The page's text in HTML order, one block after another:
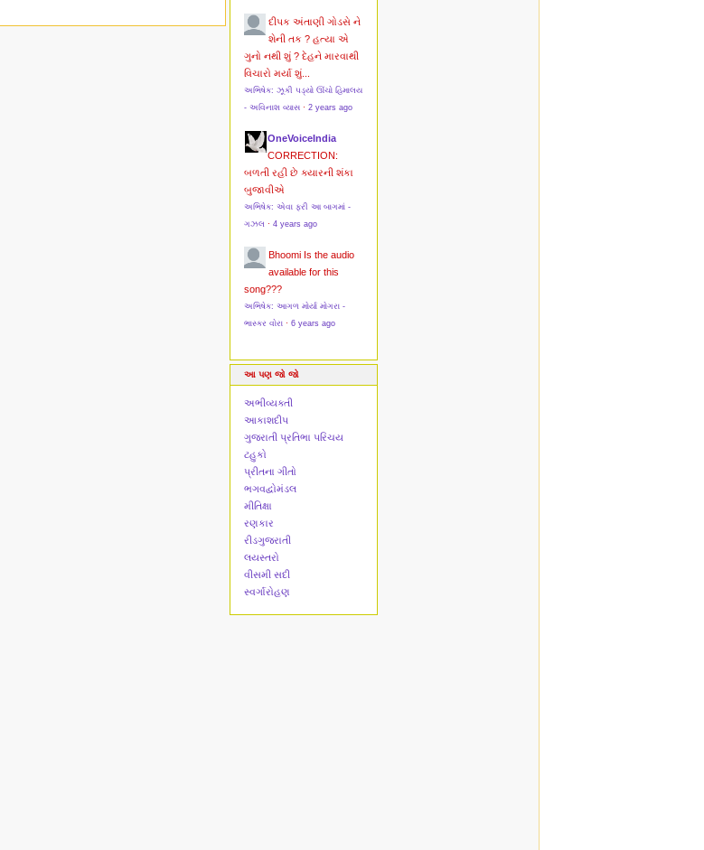
દીપક અંતાણી ગોડસે ને
શેની તક ? હત્યા એ
ગુનો નથી શું ? દેહને મારવાથી
વિચારો મર્યા શું...
અભિષેક: ઝૂકી પડ્યો ઊંચો હિમાલય
- અવિનાશ વ્યાસ · 2 years ago
OneVoiceIndia
CORRECTION:
બળતી રહી છે ક્યારની શંકા
બુજાવીએ
અભિષેક: એવા ફરી આ બાગમાં -
ગઝલ · 4 years ago
Bhoomi Is the audio
available for this
song???
અભિષેક: આગળ મોર્યા મોગરા -
ભાસ્કર વોરા · 6 years ago
આ પણ જો જો
અભીવ્યક્તી
આકાશદીપ
ગુજરાતી પ્રતિભા પરિચય
ટહુકો
પ્રીતના ગીતો
ભગવદ્વોમંડલ
મીતિક્ષા
રણકાર
રીડગુજરાતી
લયસ્તરો
વીસમી સદી
સ્વર્ગારોહણ